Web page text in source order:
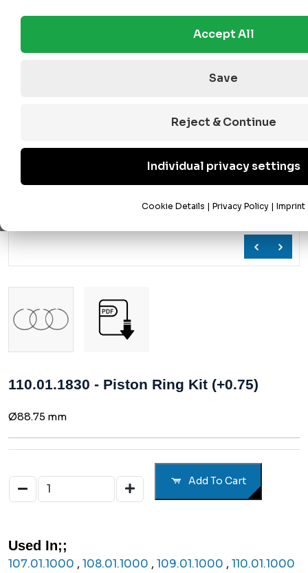
Accept All
Save
Reject & Continue
Individual privacy settings
Cookie Details | Privacy Policy | Imprint
110.01.1830 - Piston Ring Kit (+0.75)
Ø88.75 mm
Add To Cart
Used In;;
107.01.1000 , 108.01.1000 , 109.01.1000 , 110.01.1000